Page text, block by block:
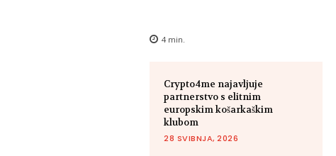
4 min.
Crypto4me najavljuje
partnerstvo s elitnim
europskim košarkaškim
klubom
28 SVIBNJA, 2026